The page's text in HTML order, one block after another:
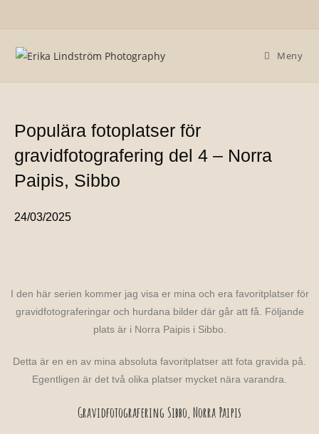
Meny
Populära fotoplatser för
gravidfotografering del 4 – Norra
Paipis, Sibbo
24/03/2025
I den här serien kommer jag visa er mina och era favoritplatser för
gravidfotograferingar och hurdana bilder där går att få. Följande
plats är i Norra Paipis i Sibbo.
Detta är en en av mina absoluta favoritplatser att fota gravida på.
Egentligen är det två olika platser mycket nära varandra.
Gravidfotografering Sibbo, Norra Paipis